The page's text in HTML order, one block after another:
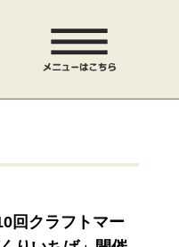
回クラフトマー